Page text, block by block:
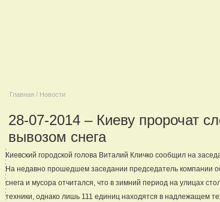
Главная / Новости
28-07-2014 – Киеву пророчат
вывозом снега
Киевский городской голова Виталий Кличко сообщил на
На недавно прошедшем заседании председатель компании
снега и мусора отчитался, что в зимний период на улицах
техники, однако лишь 111 единиц находятся в надлежащем